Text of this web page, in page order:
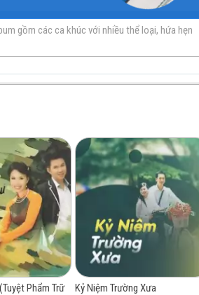
miễn
phí
trực
tuyến
chất miễn
gồm các ca khúc với nhiều thể loại, hứa hẹn
Phẩm Trữ
Kỷ Niệm Trường Xưa